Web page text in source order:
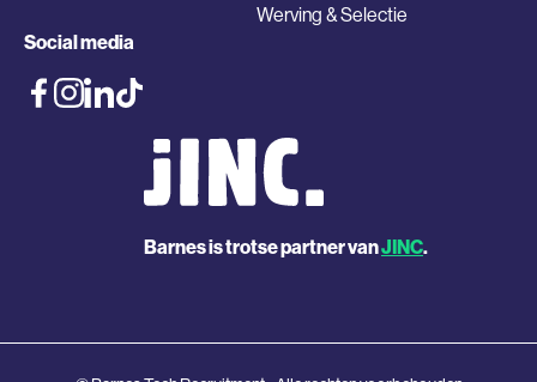
Werving & Selectie
Social media
Barnes is trotse partner vanJINC.